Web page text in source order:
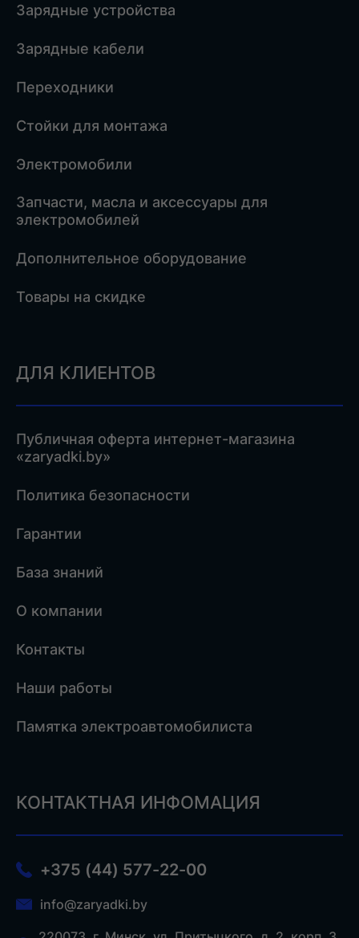
Зарядные устройства
Зарядные кабели
Переходники
Стойки для монтажа
Электромобили
Запчасти, масла и аксессуары для
электромобилей
Дополнительное оборудование
Товары на скидке
ДЛЯ КЛИЕНТОВ
Публичная оферта интернет-магазина
«zaryadki.by»
Политика безопасности
Гарантии
База знаний
О компании
Контакты
Наши работы
Памятка электроавтомобилиста
КОНТАКТНАЯ ИНФОМАЦИЯ
+375 (44) 577-22-00
info@zaryadki.by